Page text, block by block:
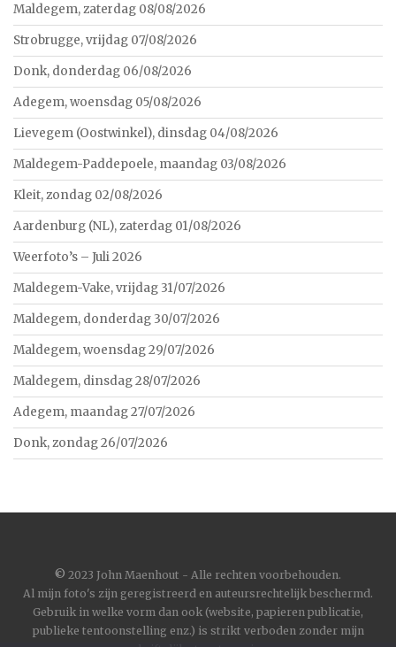
Maldegem, zaterdag 08/08/2026
Strobrugge, vrijdag 07/08/2026
Donk, donderdag 06/08/2026
Adegem, woensdag 05/08/2026
Lievegem (Oostwinkel), dinsdag 04/08/2026
Maldegem-Paddepoele, maandag 03/08/2026
Kleit, zondag 02/08/2026
Aardenburg (NL), zaterdag 01/08/2026
Weerfoto’s – Juli 2026
Maldegem-Vake, vrijdag 31/07/2026
Maldegem, donderdag 30/07/2026
Maldegem, woensdag 29/07/2026
Maldegem, dinsdag 28/07/2026
Adegem, maandag 27/07/2026
Donk, zondag 26/07/2026
© 2023 John Maenhout - Alle rechten voorbehouden.
Al mijn foto's zijn geregistreerd en auteursrechtelijk beschermd.
Gebruik in welke vorm dan ook (website, papieren publicatie,
publieke tentoonstelling enz.) is strikt verboden zonder mijn